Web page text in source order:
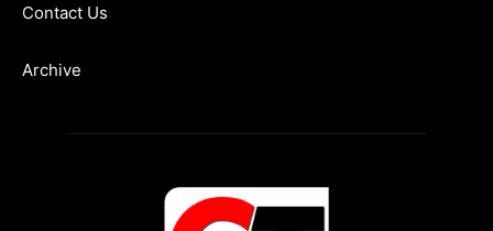
Contact Us
Archive